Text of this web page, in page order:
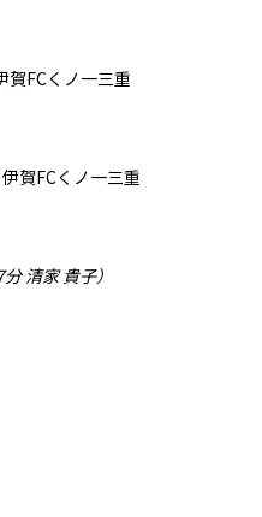
賀FCくノ一三重
賀FCくノ一三重
清家 貴子）